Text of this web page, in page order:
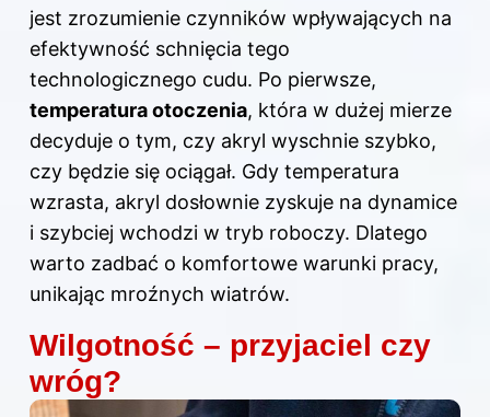
jest zrozumienie czynników wpływających na
efektywność schnięcia tego
technologicznego cudu. Po pierwsze,
temperatura otoczenia, która w dużej mierze
decyduje o tym, czy akryl wyschnie szybko,
czy będzie się ociągał. Gdy temperatura
wzrasta, akryl dosłownie zyskuje na dynamice
i szybciej wchodzi w tryb roboczy. Dlatego
warto zadbać o komfortowe warunki pracy,
unikając mroźnych wiatrów.
Wilgotność – przyjaciel czy
wróg?